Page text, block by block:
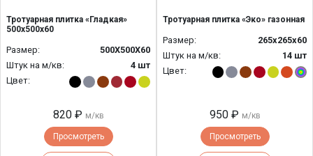
Тротуарная плитка «Гладкая»
500x500x60
Размер:
500Х500Х60
Штук на м/кв:
4 шт
Цвет:
820 ₽ м/кв
Просмотреть
Тротуарная плитка «Эко» газонная
Размер:
265x265x60
Штук на м/кв:
14 шт
Цвет:
950 ₽ м/кв
Просмотреть